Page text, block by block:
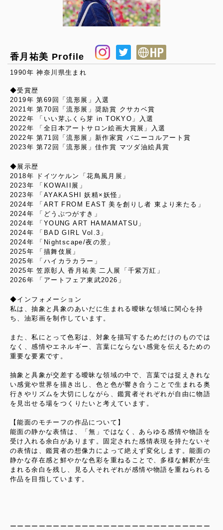
香月祐美 Profile
1990年 神奈川県生まれ
◆受賞歴
2019年 第69回「流形展」入選
2021年 第70回「流形展」奨励賞 クサカベ賞
2022年 「いい芽ふくら芽 in TOKYO」入選
2022年 「全日本アートサロン絵画大賞展」入選
2022年 第71回「流形展」新作家賞 バニーコルアート賞
2023年 第72回「流形展」佳作賞 マツダ油絵具賞
◆展示歴
2018年 ドイツケルン「花鳥風月展」
2023年 「KOWAII展」
2023年 「AYAKASHI 妖精×妖怪」
2024年 「ART FROM EAST 美を創りし者 東より来たる」
2024年 「どうぶつがすき」
2024年 「YOUNG ART HAMAMATSU」
2024年 「BAD GIRL Vol.3」
2024年 「Nightscape/夜の景」
2025年 「描舞伎展」
2025年 「ハイカラカラー」
2025年 笠原彰人 香月祐美 二人展「千紫万紅」
2026年 「アートフェア東武2026」
◆インフォメーション
私は、抽象と具象のあいだに生まれる曖昧な領域に関心を持
ち、油彩画を制作しています。
また、私にとって色彩は、対象を描写するためだけのものでは
なく、感情やエネルギー、言葉にならない感覚を伝えるための
重要な要素です。
抽象と具象が交差する曖昧な領域の中で、言葉では捉えきれな
い感覚や世界を描き出し、色と色が響き合うことで生まれる奥
行きやリズムを大切にしながら、鑑賞者それぞれが自由に物語
を見出せる場をつくりたいと考えています。
【能面のモチーフの作品について】
能面の静かな表情は、「無」ではなく、あらゆる感情や物語を
受け入れる余白があります。固定された感情表現を持たないそ
の表情は、鑑賞者の想像力によって絶えず変化します。能面の
静かな存在感と鮮やかな色彩を重ねることで、多様な解釈が生
まれる余白を残し、見る人それぞれが感情や物語を重ねられる
作品を目指しています。
ーーーーーーーーーーーーーーーーーーーーーーーーーーーー